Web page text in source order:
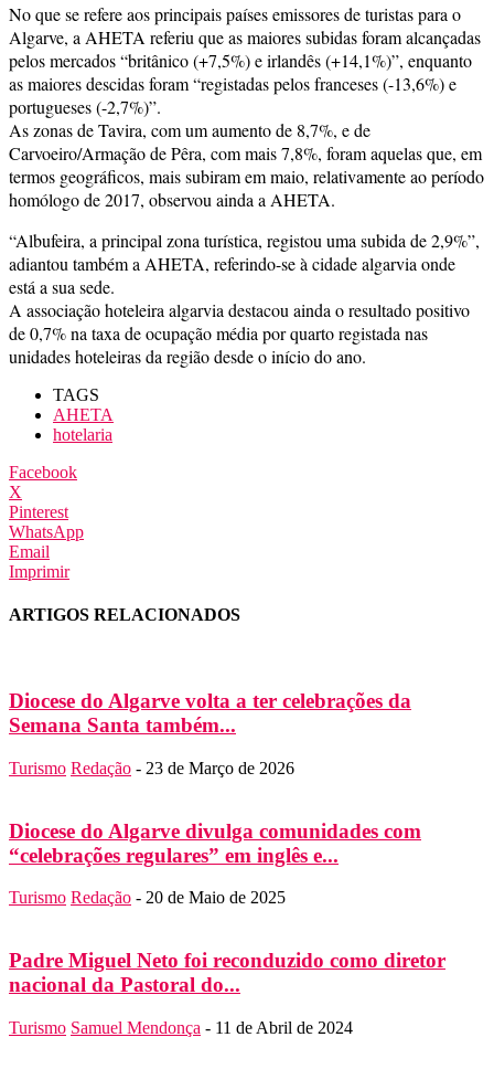
No que se refere aos principais países emissores de turistas para o
Algarve, a AHETA referiu que as maiores subidas foram alcançadas
pelos mercados “britânico (+7,5%) e irlandês (+14,1%)”, enquanto
as maiores descidas foram “registadas pelos franceses (-13,6%) e
portugueses (-2,7%)”.
As zonas de Tavira, com um aumento de 8,7%, e de
Carvoeiro/Armação de Pêra, com mais 7,8%, foram aquelas que, em
termos geográficos, mais subiram em maio, relativamente ao período
homólogo de 2017, observou ainda a AHETA.
“Albufeira, a principal zona turística, registou uma subida de 2,9%”,
adiantou também a AHETA, referindo-se à cidade algarvia onde
está a sua sede.
A associação hoteleira algarvia destacou ainda o resultado positivo
de 0,7% na taxa de ocupação média por quarto registada nas
unidades hoteleiras da região desde o início do ano.
TAGS
AHETA
hotelaria
Facebook
X
Pinterest
WhatsApp
Email
Imprimir
ARTIGOS RELACIONADOS
Diocese do Algarve volta a ter celebrações da
Semana Santa também...
Turismo Redação - 23 de Março de 2026
Diocese do Algarve divulga comunidades com
“celebrações regulares” em inglês e...
Turismo Redação - 20 de Maio de 2025
Padre Miguel Neto foi reconduzido como diretor
nacional da Pastoral do...
Turismo Samuel Mendonça - 11 de Abril de 2024